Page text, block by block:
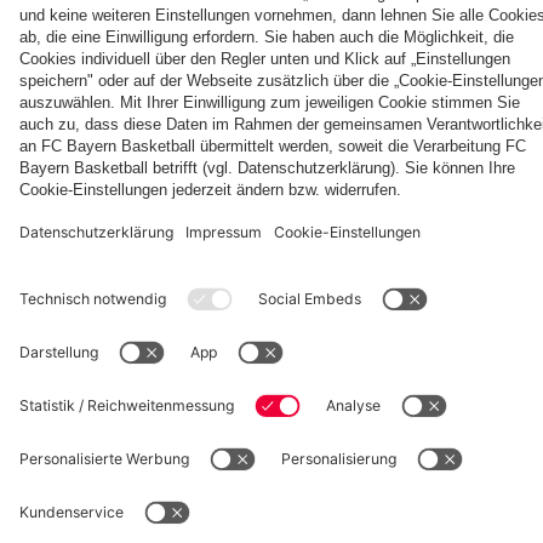
immer
deine
beste
Saison
werden“
die Tage
des FC
Bayern in
Hongkong
in voller
Länge
Schweinfurt
Football
Summit
gegen
Aston
Villa
mit Hainer,
Eberl und
Kasper
Audi
Football
Summit
gegen
Aston
Villa
des Aston
Villa-
Spiels
Partner
FC Bayern Tours
© FC Bayern München AG